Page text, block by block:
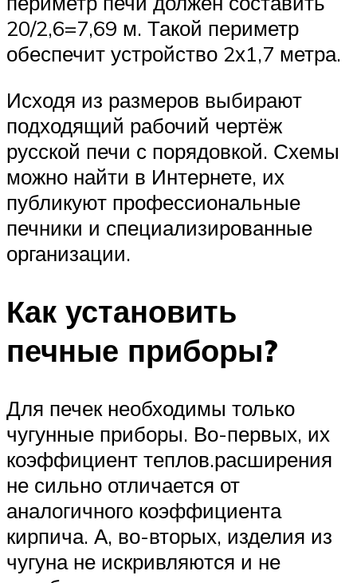
20/2,6=7,69 м. Такой периметр
обеспечит устройство 2х1,7 метра.
Исходя из размеров выбирают
подходящий рабочий чертёж
русской печи с порядовкой. Схемы
можно найти в Интернете, их
публикуют профессиональные
печники и специализированные
организации.
Как установить
печные приборы?
Для печек необходимы только
чугунные приборы. Во-первых, их
коэффициент теплов.расширения
не сильно отличается от
аналогичного коэффициента
кирпича. А, во-вторых, изделия из
чугуна не искривляются и не